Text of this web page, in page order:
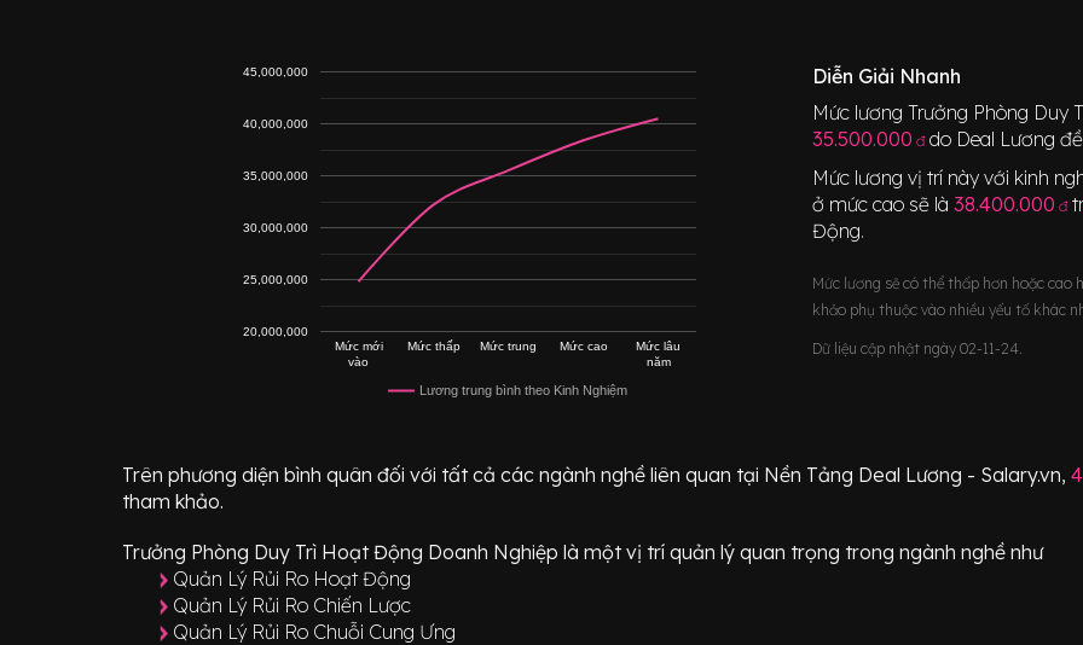
Lương trung bình theo Kinh Nghiệm
Mức mới
vào
Mức thấp Mức trung Mức cao
Mức lâu
năm
20,000,000
25,000,000
30,000,000
35,000,000
40,000,000
45,000,000
Diễn Giải Nhanh
Mức lương Trưởng Phòng Duy
35.500.000 đdo Deal Lương
Mức lương vị trí này với kinh
ở mức cao sẽ là 38.400.000 đ
Động.
Mức lương sẽ có thể thấp hơn hoặc
khảo phụ thuộc vào nhiều yếu tố khác
Dữ liệu cập nhật ngày 02-11-24.
Trên phương diện bình quân đối với tất cả các ngành nghề liên quan tại Nền Tảng Deal Lương - Salary.vn,
tham khảo.
Trưởng Phòng Duy Trì Hoạt Động Doanh Nghiệp là một vị trí quản lý quan trọng trong ngành nghề như
Quản Lý Rủi Ro Hoạt Động
Quản Lý Rủi Ro Chiến Lược
Quản Lý Rủi Ro Chuỗi Cung Ưng